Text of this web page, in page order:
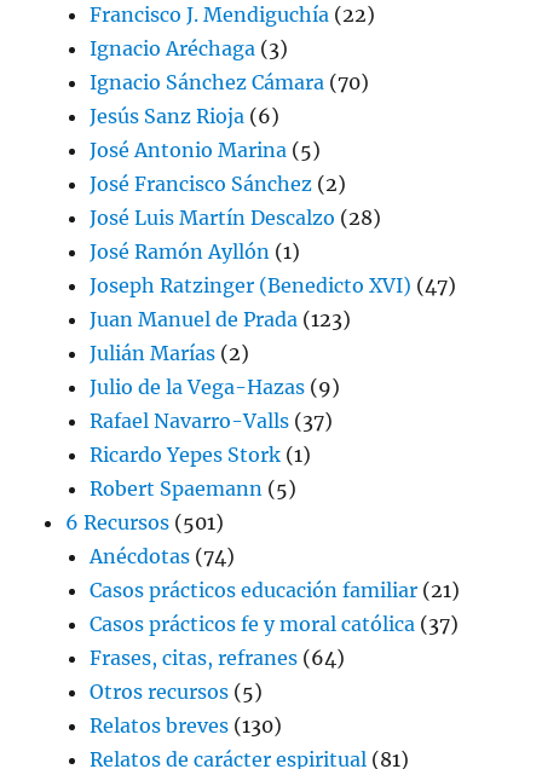
Francisco J. Mendiguchía (22)
Ignacio Aréchaga (3)
Ignacio Sánchez Cámara (70)
Jesús Sanz Rioja (6)
José Antonio Marina (5)
José Francisco Sánchez (2)
José Luis Martín Descalzo (28)
José Ramón Ayllón (1)
Joseph Ratzinger (Benedicto XVI) (47)
Juan Manuel de Prada (123)
Julián Marías (2)
Julio de la Vega-Hazas (9)
Rafael Navarro-Valls (37)
Ricardo Yepes Stork (1)
Robert Spaemann (5)
6 Recursos (501)
Anécdotas (74)
Casos prácticos educación familiar (21)
Casos prácticos fe y moral católica (37)
Frases, citas, refranes (64)
Otros recursos (5)
Relatos breves (130)
Relatos de carácter espiritual (81)